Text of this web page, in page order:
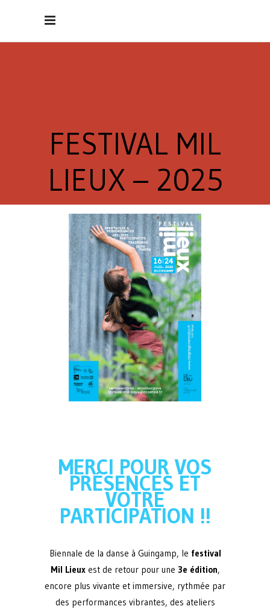
FESTIVAL MIL
LIEUX – 2025
MERCI POUR VOS
PRÉSENCES ET
VOTRE
PARTICIPATION !!
Biennale de la danse à Guingamp, le festival
Mil Lieuxest de retour pour une 3e édition,
encore plus vivante et immersive, rythmée par
des performances vibrantes, des ateliers